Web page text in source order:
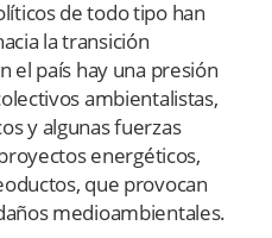
de todo tipo han
la transición
el país hay una presión
ambientalistas,
y algunas fuerzas
energéticos,
que provocan
medioambientales.